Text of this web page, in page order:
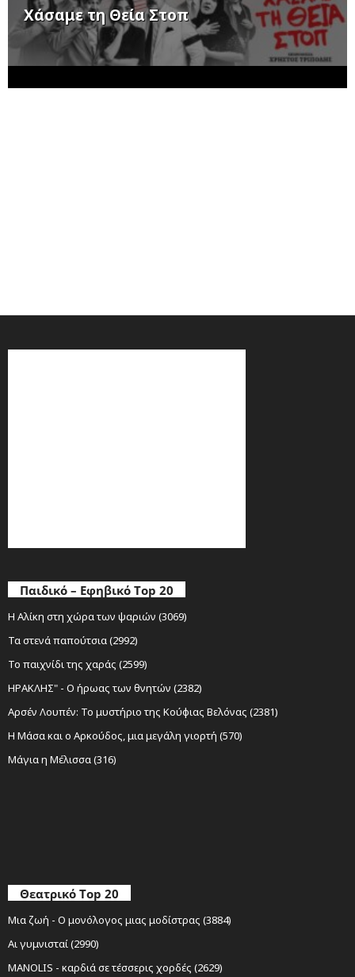
Χάσαμε τη Θεία Στοπ
Παιδικό – Εφηβικό Top 20
Η Αλίκη στη χώρα των ψαριών (3069)
Τα στενά παπούτσια (2992)
Το παιχνίδι της χαράς (2599)
ΗΡΑΚΛΗΣ" - Ο ήρωας των θνητών (2382)
Αρσέν Λουπέν: Το μυστήριο της Κούφιας Βελόνας (2381)
Η Μάσα και ο Αρκούδος, μια μεγάλη γιορτή (570)
Μάγια η Μέλισσα (316)
Θεατρικό Top 20
Μια ζωή - Ο μονόλογος μιας μοδίστρας (3884)
Αι γυμνισταί (2990)
MANOLIS - καρδιά σε τέσσερις χορδές (2629)